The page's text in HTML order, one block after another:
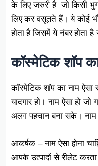
के लिए जरुरी है जो किसी
लिए कर वसूलते हैं। ये कोई
होता है जिसमें ये नंबर होता है
कॉस्मेटिक शॉप
कॉस्मेटिक शॉप का नाम ऐसा
यादगार हो। नाम ऐसा हो
अलग पहचान बना सके।
आकर्षक – नाम ऐसा होना
आपके उत्पादों से रीलेट करता